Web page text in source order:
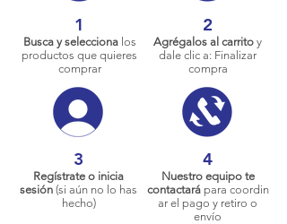
1
Busca y seleccionalos
productos que quieres
comprar
2
Agrégalos al carrito y
dale clic a: Finalizar
compra
3
Regístrate o inicia
sesión (si aún no lo has
hecho)
4
Nuestro equipo te
contactarápara coordin
ar el pago y retiro o
envío